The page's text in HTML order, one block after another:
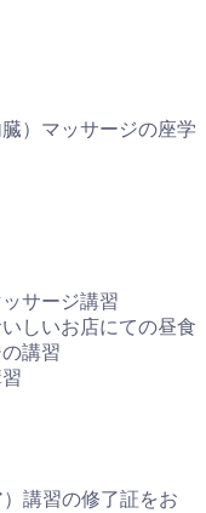
）マッサージの座学
サージ講習
しいお店にての昼食
講習
）講習の修了証をお